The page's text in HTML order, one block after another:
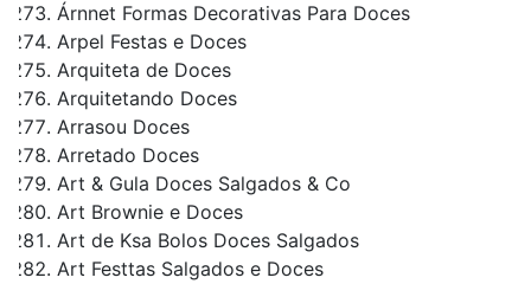
Árnnet Formas Decorativas Para Doces
Arpel Festas e Doces
Arquiteta de Doces
Arquitetando Doces
Arrasou Doces
Arretado Doces
Art & Gula Doces Salgados & Co
Art Brownie e Doces
Art de Ksa Bolos Doces Salgados
Art Festtas Salgados e Doces